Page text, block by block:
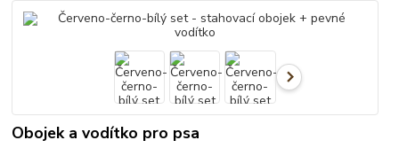
Obojek a vodítko pro psa